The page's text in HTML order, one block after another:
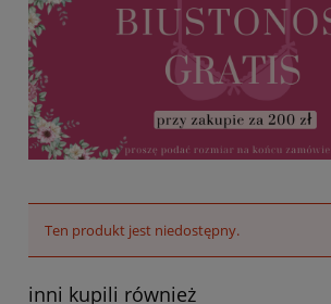
Ten produkt jest niedostępny.
inni kupili również